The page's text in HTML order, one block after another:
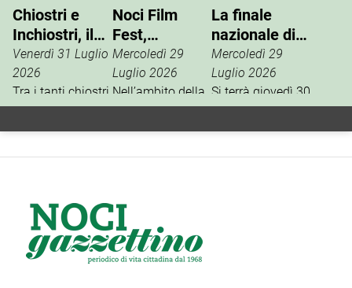
Chiostri e
Inchiostri, il
successo
della Gnostra
Kids
Venerdì 31 Luglio
2026
Tra i tanti chiostri,
palazzi e piazze
coinvolte
Gnostra Kids
merita un plauso
particolare perché
palcoscenico di
Noci Film
Fest,
masterclass
con
Mariangela
Mercoledì 29
Luglio 2026
Nell’ambito della
13ª edizione del
Noci Film Fest,
manifestazione,
presenta la
masterclass
“Catturare il reale
La finale
nazionale di
“Nasce un
Talento”
Mercoledì 29
Luglio 2026
Si terrà giovedì 30
luglio, in via M.
Luigi Gallo, la